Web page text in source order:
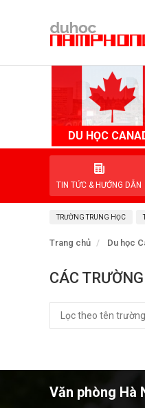
DU HỌC
TIN TỨC & HƯỚNG DẪN
TRƯỜNG TRUNG HỌC
Trang chủ Du học
CÁC
Văn phòng Hà
QUỐC GIA
EVENTS
DỊCH VỤ
LIÊN HỆ